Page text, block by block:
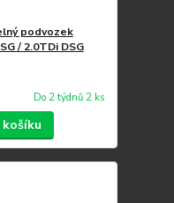
podvozek
/ 2.0TDi DSG
Do 2 týdnů 2 ks